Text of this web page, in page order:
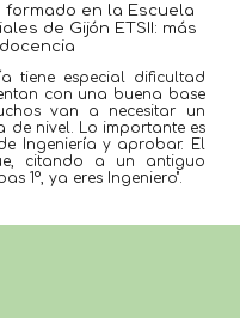
en la Escuela
de Gijón ETSII: más
con una buena base
van a necesitar un
nivel. Lo importante es
Ingeniería y aprobar. El
citando a un antiguo
1º, ya eres Ingeniero".